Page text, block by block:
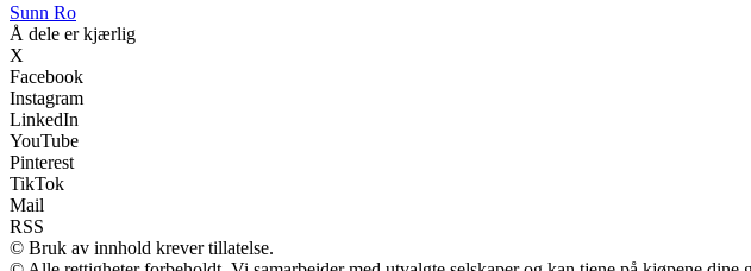
Sunn Ro
Å dele er kjærlig
X
Facebook
Instagram
LinkedIn
YouTube
Pinterest
TikTok
Mail
RSS
© Bruk av innhold krever tillatelse.